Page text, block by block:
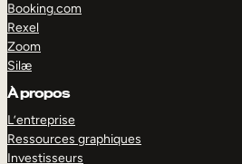
Booking.com
Rexel
Zoom
Silæ
À propos
L’entreprise
Ressources graphiques
Investisseurs